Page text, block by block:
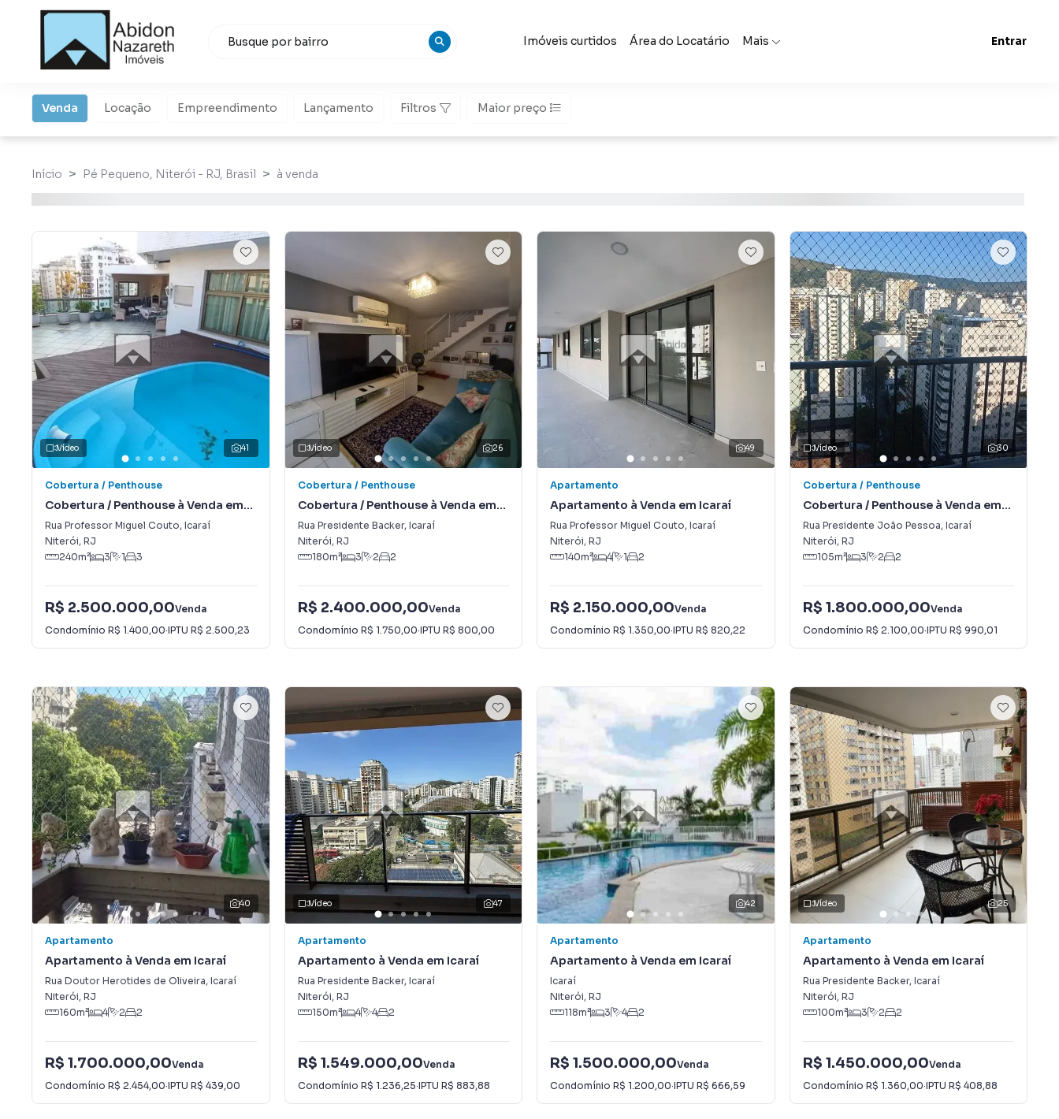
Imóveis curtidos Área do Locatário Mais Entrar
Venda Locação Empreendimento Lançamento Filtros Maior preço
Início Pé Pequeno, Niterói - RJ, Brasil à venda
41
Vídeo
Cobertura / Penthouse
Cobertura / Penthouse à Venda em
Icaraí
Rua Professor Miguel Couto, Icaraí
Niterói, RJ
240m² 3 1 3
R$ 2.500.000,00Venda
Condomínio R$ 1.400,00·IPTU R$ 2.500,23
26
Vídeo
Cobertura / Penthouse
Cobertura / Penthouse à Venda em
Icaraí
Rua Presidente Backer, Icaraí
Niterói, RJ
180m² 3 2 2
R$ 2.400.000,00Venda
Condomínio R$ 1.750,00·IPTU R$ 800,00
49
Apartamento
Apartamento à Venda em Icaraí
Rua Professor Miguel Couto, Icaraí
Niterói, RJ
140m² 4 1 2
R$ 2.150.000,00Venda
Condomínio R$ 1.350,00·IPTU R$ 820,22
30
Vídeo
Cobertura / Penthouse
Cobertura / Penthouse à Venda em
Icaraí
Rua Presidente João Pessoa, Icaraí
Niterói, RJ
105m² 3 2 2
R$ 1.800.000,00Venda
Condomínio R$ 2.100,00·IPTU R$ 990,01
40
Apartamento
Apartamento à Venda em Icaraí
Rua Doutor Herotides de Oliveira, Icaraí
Niterói, RJ
160m² 4 2 2
R$ 1.700.000,00Venda
Condomínio R$ 2.454,00·IPTU R$ 439,00
47
Vídeo
Apartamento
Apartamento à Venda em Icaraí
Rua Presidente Backer, Icaraí
Niterói, RJ
150m² 4 4 2
R$ 1.549.000,00Venda
Condomínio R$ 1.236,25·IPTU R$ 883,88
42
Apartamento
Apartamento à Venda em Icaraí
Icaraí
Niterói, RJ
118m² 3 4 2
R$ 1.500.000,00Venda
Condomínio R$ 1.200,00·IPTU R$ 666,59
25
Vídeo
Apartamento
Apartamento à Venda em Icaraí
Rua Presidente Backer, Icaraí
Niterói, RJ
100m² 3 2 2
R$ 1.450.000,00Venda
Condomínio R$ 1.360,00·IPTU R$ 408,88